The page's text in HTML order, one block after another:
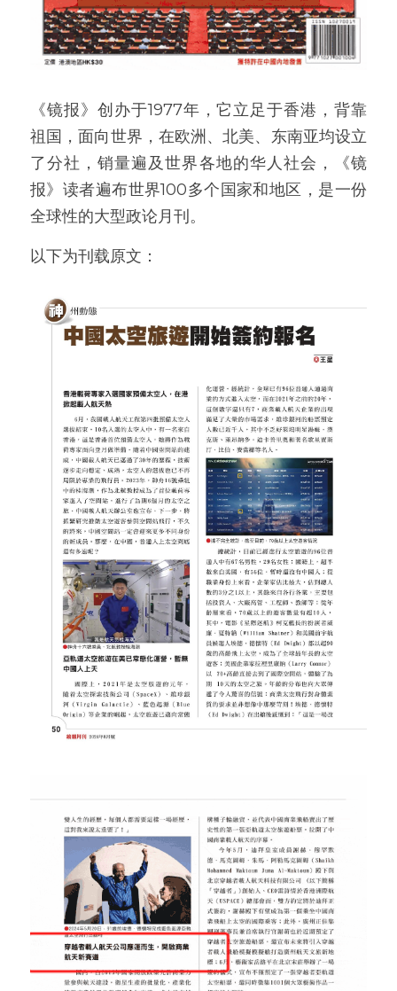
《镜报》创办于1977年，它立足于香港，背靠
祖国，面向世界，在欧洲、北美、东南亚均设立
了分社，销量遍及世界各地的华人社会，《镜
报》读者遍布世界100多个国家和地区，是一份
全球性的大型政论月刊。
以下为刊载原文：